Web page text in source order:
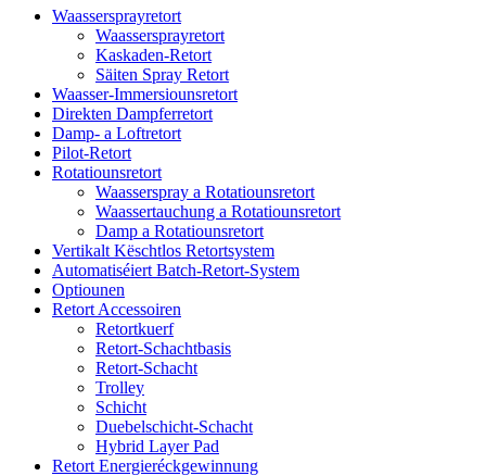
Waassersprayretort
Waassersprayretort
Kaskaden-Retort
Säiten Spray Retort
Waasser-Immersiounsretort
Direkten Dampferretort
Damp- a Loftretort
Pilot-Retort
Rotatiounsretort
Waasserspray a Rotatiounsretort
Waassertauchung a Rotatiounsretort
Damp a Rotatiounsretort
Vertikalt Këschtlos Retortsystem
Automatiséiert Batch-Retort-System
Optiounen
Retort Accessoiren
Retortkuerf
Retort-Schachtbasis
Retort-Schacht
Trolley
Schicht
Duebelschicht-Schacht
Hybrid Layer Pad
Retort Energieréckgewinnung